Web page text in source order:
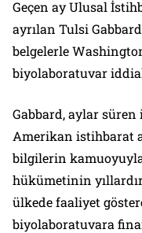
Geçen ay Ulusal
ayrılan Tulsi
belgelerle
biyolaboratuvar
Gabbard, aylar
Amerikan istihbarat
bilgilerin kamuoyuyla
hükümetinin
ülkede faaliyet
biyolaboratuvara